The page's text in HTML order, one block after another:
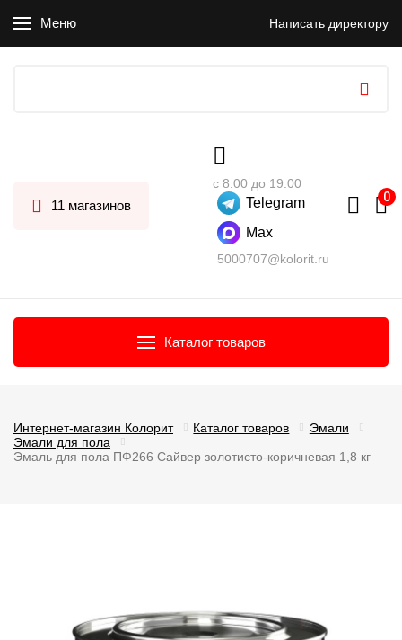
Меню Написать директору
11 магазинов
с 8:00 до 19:00
Telegram
Max
5000707@kolorit.ru
Каталог товаров
Интернет-магазин Колорит Каталог товаров
Эмали
Эмали для пола
Эмаль для пола ПФ266 Сайвер золотисто-коричневая 1,8 кг